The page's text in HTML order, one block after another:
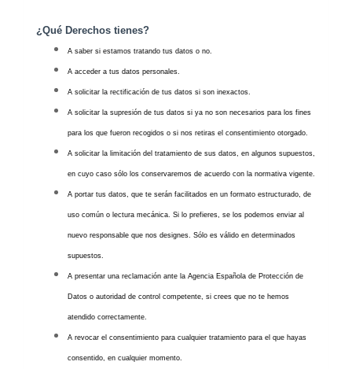
¿Qué Derechos tienes?
A saber si estamos tratando tus datos o no.
A acceder a tus datos personales.
A solicitar la rectificación de tus datos si son inexactos.
A solicitar la supresión de tus datos si ya no son necesarios para los fines
para los que fueron recogidos o si nos retiras el consentimiento otorgado.
A solicitar la limitación del tratamiento de sus datos, en algunos supuestos,
en cuyo caso sólo los conservaremos de acuerdo con la normativa vigente.
A portar tus datos, que te serán facilitados en un formato estructurado, de
uso común o lectura mecánica. Si lo prefieres, se los podemos enviar al
nuevo responsable que nos designes. Sólo es válido en determinados
supuestos.
A presentar una reclamación ante la Agencia Española de Protección de
Datos o autoridad de control competente, si crees que no te hemos
atendido correctamente.
A revocar el consentimiento para cualquier tratamiento para el que hayas
consentido, en cualquier momento.